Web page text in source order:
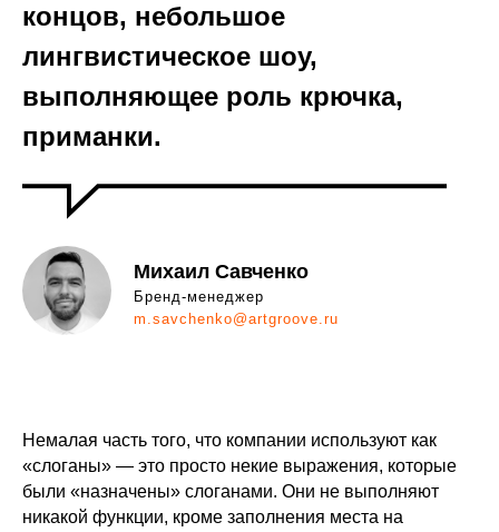
концов, небольшое
лингвистическое шоу,
выполняющее роль крючка,
приманки.
Михаил Савченко
Бренд-менеджер
m.savchenko@artgroove.ru
Немалая часть того, что компании используют как
«слоганы» — это просто некие выражения, которые
были «назначены» слоганами. Они не выполняют
никакой функции, кроме заполнения места на